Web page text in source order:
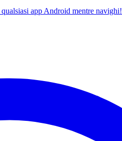
app Android mentre navighi!